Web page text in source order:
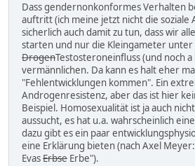
Dass gendernonkonformes Verhalten
auftritt (ich meine jetzt nicht die soziale
sicherlich auch damit zu tun, dass wir
starten und nur die Kleingameter unter
DrogenTestosteroneinfluss (und noch
vermännlichen. Da kann es halt eher
"Fehlentwicklungen kommen". Ein
Androgenresistenz, aber das ist hier
Beispiel. Homosexualität ist ja auch
aussucht, es hat u.a. wahrscheinlich
dazu gibt es ein paar
eine Erklärung bieten (nach Axel
EvasErbse Erbe").